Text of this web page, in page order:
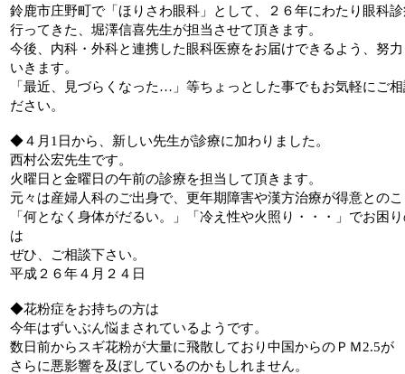
鈴鹿市庄野町で「ほりさわ眼科」として、２６年にわたり眼科
行ってきた、堀澤信喜先生が担当させて頂きます。
今後、内科・外科と連携した眼科医療をお届けできるよう、努
いきます。
「最近、見づらくなった…」等ちょっとした事でもお気軽にご
ださい。
◆４月1日から、新しい先生が診療に加わりました。
西村公宏先生です。
火曜日と金曜日の午前の診療を担当して頂きます。
元々は産婦人科のご出身で、更年期障害や漢方治療が得意との
「何となく身体がだるい。」「冷え性や火照り・・・」でお困
は
ぜひ、ご相談下さい。
平成２６年４月２４日
◆花粉症をお持ちの方は
今年はずいぶん悩まされているようです。
数日前からスギ花粉が大量に飛散しており中国からのＰＭ2.5が
さらに悪影響を及ぼしているのかもしれません。